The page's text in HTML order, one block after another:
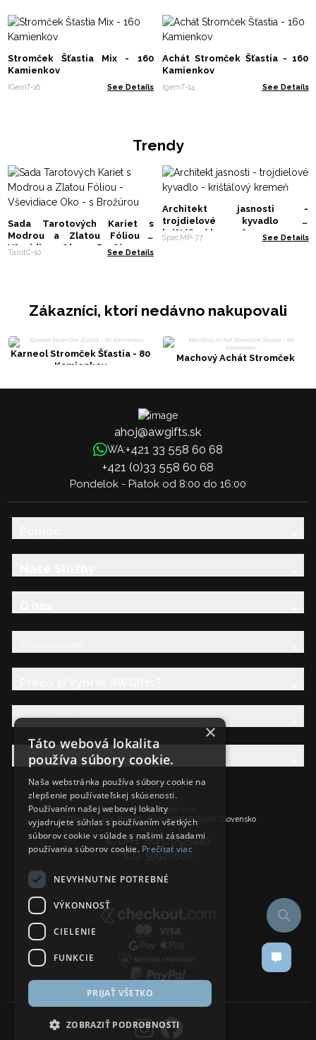
Stromček Šťastia Mix - 160
Kamienkov
IGemT-16 See Details
Achát Stromček Šťastia - 160
Kamienkov
IgemT-14 See Details
Trendy
Sada Tarotových Kariet s
Modrou a Zlatou Fóliou -
Vševidiace Oko - s Brožúrou
TarotC-10 See Details
Architekt jasnosti -
trojdielové kyvadlo -
krištáľový kremeň
SpecMP-77 See Details
Zákazníci, ktorí nedávno nakupovali
Karneol Stromček Šťastia - 80
Kamienkov
Machový Achát Stromček
ahoj@awgifts.sk
WA:+421 33 558 60 68
+421 (0)33 558 60 68
Pondelok - Piatok od 8:00 do 16:00
Právna Sekcia
AW Rodina
Ancient Wisdom s.r.o.,
CTPark Trnava, Prílohy 583/57, 919 26 Zavar, Slovensko
IČ DPH: SK2120525440
IČO: 50920600
×
Táto webová lokalita
používa súbory cookie.
Naša webstránka používa súbory cookie na
zlepšenie používateľskej skúsenosti.
Používaním našej webovej lokality
vyjadrujete súhlas s používaním všetkých
súborov cookie v súlade s našimi zásadami
používania súborov cookie. Prečítať viac
NEVYHNUTNE POTREBNÉ
VÝKONNOSŤ
CIELENIE
FUNKCIE
PRIJAŤ VŠETKO
ZOBRAZIŤ PODROBNOSTI